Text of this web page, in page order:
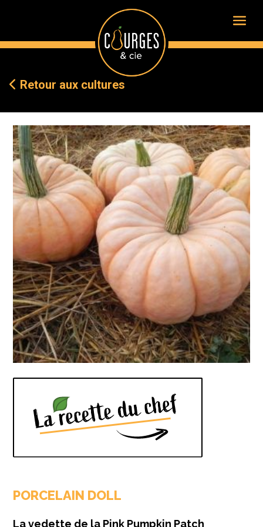
Retour aux cultures
PORCELAIN DOLL
La vedette de la Pink Pumpkin Patch